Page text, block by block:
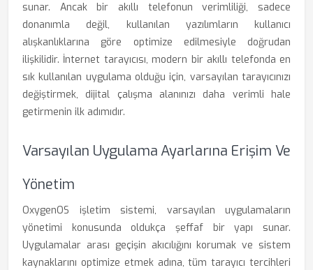
sunar. Ancak bir akıllı telefonun verimliliği, sadece
donanımla değil, kullanılan yazılımların kullanıcı
alışkanlıklarına göre optimize edilmesiyle doğrudan
ilişkilidir. İnternet tarayıcısı, modern bir akıllı telefonda en
sık kullanılan uygulama olduğu için, varsayılan tarayıcınızı
değiştirmek, dijital çalışma alanınızı daha verimli hale
getirmenin ilk adımıdır.
Varsayılan Uygulama Ayarlarına Erişim Ve
Yönetim
OxygenOS işletim sistemi, varsayılan uygulamaların
yönetimi konusunda oldukça şeffaf bir yapı sunar.
Uygulamalar arası geçişin akıcılığını korumak ve sistem
kaynaklarını optimize etmek adına, tüm tarayıcı tercihleri